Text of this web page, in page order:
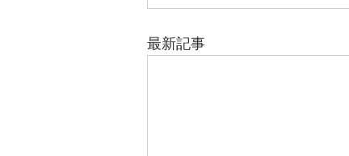
最新記事